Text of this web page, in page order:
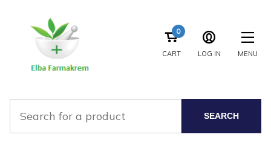
CART
0
LOG IN MENU
SEARCH